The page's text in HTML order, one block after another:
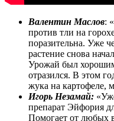
Валентин Маслов:
против тли на
поразительна. Уже
растение снова
Урожай был
отразился. В этом
жука на картофеле,
Игорь Незамай:
препарат Эйфория
Помогает от любых